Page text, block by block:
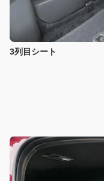
3列目シート